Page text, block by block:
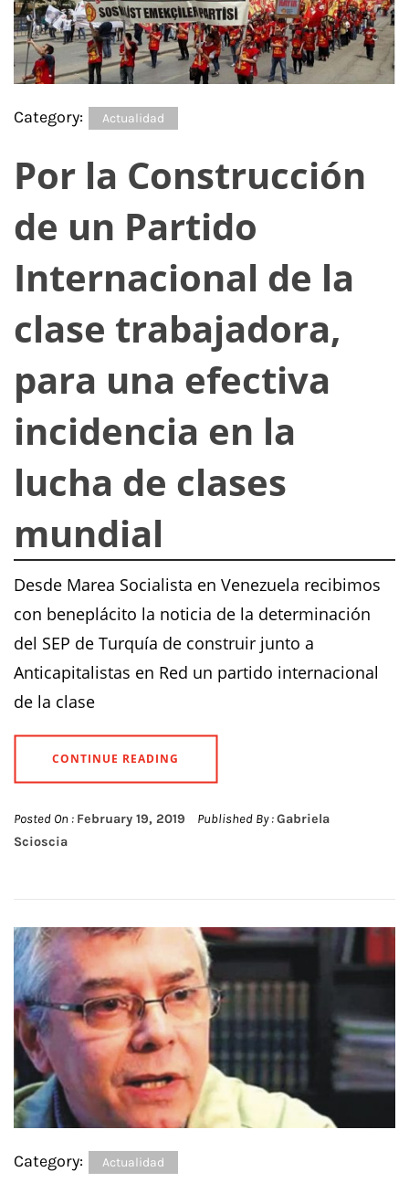
Category: Actualidad
Por la Construcción
de un Partido
Internacional de la
clase trabajadora,
para una efectiva
incidencia en la
lucha de clases
mundial
Desde Marea Socialista en Venezuela recibimos
con beneplácito la noticia de la determinación
del SEP de Turquía de construir junto a
Anticapitalistas en Red un partido internacional
de la clase
CONTINUE READING
Posted On : February 19, 2019 Published By :Gabriela
Scioscia
Category: Actualidad